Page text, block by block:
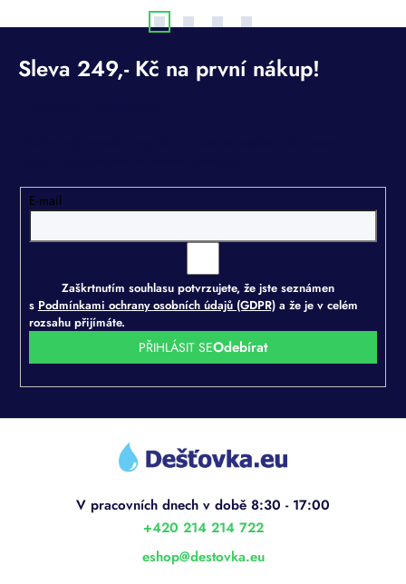
E-mail
Zaškrtnutím souhlasu potvrzujete, že jste seznámen
s Podmínkami ochrany osobních údajů (GDPR)a že je v celém
rozsahu přijímáte.
PŘIHLÁSIT SE
Z
eshop@destovka.eu
+420 214 214 722